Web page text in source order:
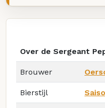
Over de Sergeant
Brouwer
Bierstijl